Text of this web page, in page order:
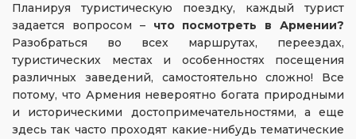
Планируя туристическую поездку, каждый турист
задается вопросом – что посмотреть в Армении?
Разобраться во всех маршрутах, переездах,
туристических местах и особенностях посещения
различных заведений, самостоятельно сложно! Все
потому, что Армения невероятно богата природными
и историческими достопримечательностями, а еще
здесь так часто проходят какие-нибудь тематические